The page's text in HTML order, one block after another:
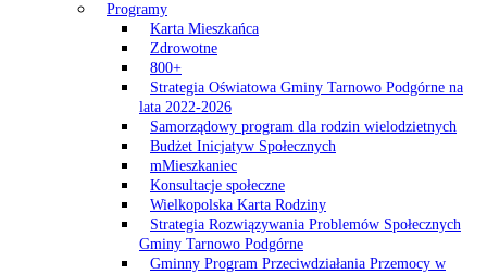
Programy
Karta Mieszkańca
Zdrowotne
800+
Strategia Oświatowa Gminy Tarnowo Podgórne na
lata 2022-2026
Samorządowy program dla rodzin wielodzietnych
Budżet Inicjatyw Społecznych
mMieszkaniec
Konsultacje społeczne
Wielkopolska Karta Rodziny
Strategia Rozwiązywania Problemów Społecznych
Gminy Tarnowo Podgórne
Gminny Program Przeciwdziałania Przemocy w